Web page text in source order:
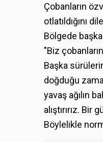
Çobanların
otlatıldığını
Bölgede
"Biz
Başka
doğduğu
yavaş ağılın
alıştırırız. Bir
Böylelikle